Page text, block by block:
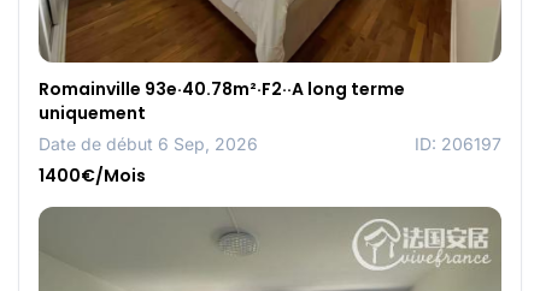
Romainville 93e·40.78m²·F2··A long terme
uniquement
Date de début 6 Sep, 2026 ID: 206197
1400€/Mois